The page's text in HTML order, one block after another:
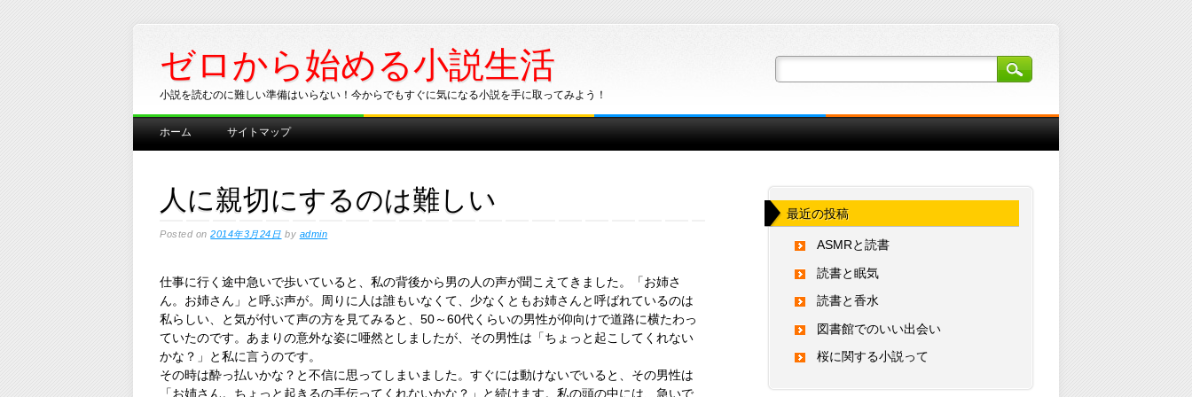
ゼロから始める小説生活
小説を読むのに難しい準備はいらない！今からでもすぐに気になる小説を手に取ってみよう！
Main menu
Skip
ホーム サイトマップ
人に親切にするのは難しい
Posted on2014年3月24日 by admin
仕事に行く途中急いで歩いていると、私の背後から男の人の声が聞こえてきました。「お姉さ
ん。お姉さん」と呼ぶ声が。周りに人は誰もいなくて、少なくともお姉さんと呼ばれているのは
私らしい、と気が付いて声の方を見てみると、50～60代くらいの男性が仰向けで道路に横たわっ
ていたのです。あまりの意外な姿に唖然としましたが、その男性は「ちょっと起こしてくれない
かな？」と私に言うのです。
その時は酔っ払いかな？と不信に思ってしまいました。すぐには動けないでいると、その男性は
「お姉さん。ちょっと起きるの手伝ってくれないかな？」と続けます。私の頭の中には、急いで
最近の投稿
ASMRと読書
読書と眠気
読書と香水
図書館でのいい出会い
桜に関する小説って